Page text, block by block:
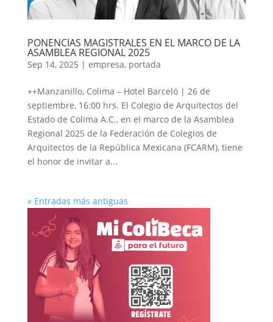
PONENCIAS MAGISTRALES EN EL MARCO DE LA
ASAMBLEA REGIONAL 2025
Sep 14, 2025 | empresa, portada
++Manzanillo, Colima – Hotel Barceló | 26 de
septiembre, 16:00 hrs. El Colegio de Arquitectos del
Estado de Colima A.C., en el marco de la Asamblea
Regional 2025 de la Federación de Colegios de
Arquitectos de la República Mexicana (FCARM), tiene
el honor de invitar a...
« Entradas más antiguas